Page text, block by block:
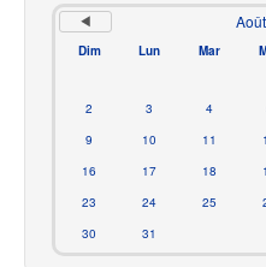
Dim Lun Mar
2
3 4
9
10 11
16
17 18
23
24 25
30
31